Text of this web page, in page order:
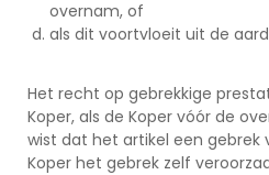
overnam, of
als dit voortvloeit uit de
Het recht op gebrekkige
Koper, als de Koper vóór de
wist dat het artikel een gebrek
Koper het gebrek zelf